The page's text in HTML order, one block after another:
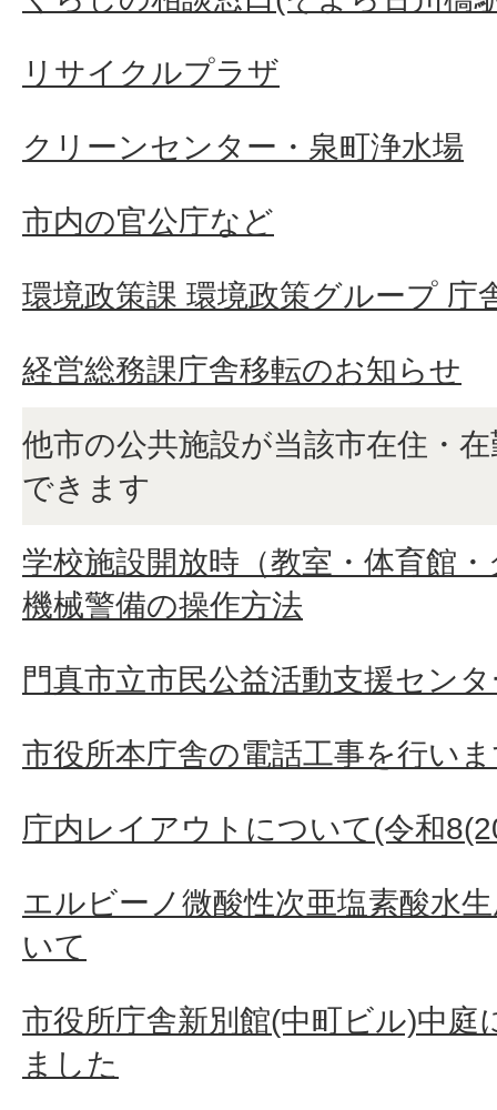
リサイクルプラザ
クリーンセンター・泉町浄水場
市内の官公庁など
環境政策課 環境政策グループ 庁
経営総務課庁舎移転のお知らせ
他市の公共施設が当該市在住・
できます
学校施設開放時（教室・体育館
機械警備の操作方法
門真市立市民公益活動支援セン
市役所本庁舎の電話工事を行い
庁内レイアウトについて(令和
エルビーノ微酸性次亜塩素酸水
いて
市役所庁舎新別館(中町ビル)中庭
ました